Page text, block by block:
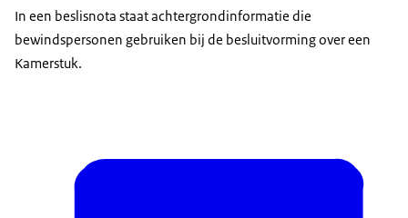
In een beslisnota staat achtergrondinformatie die
bewindspersonen gebruiken bij de besluitvorming over een
Kamerstuk.